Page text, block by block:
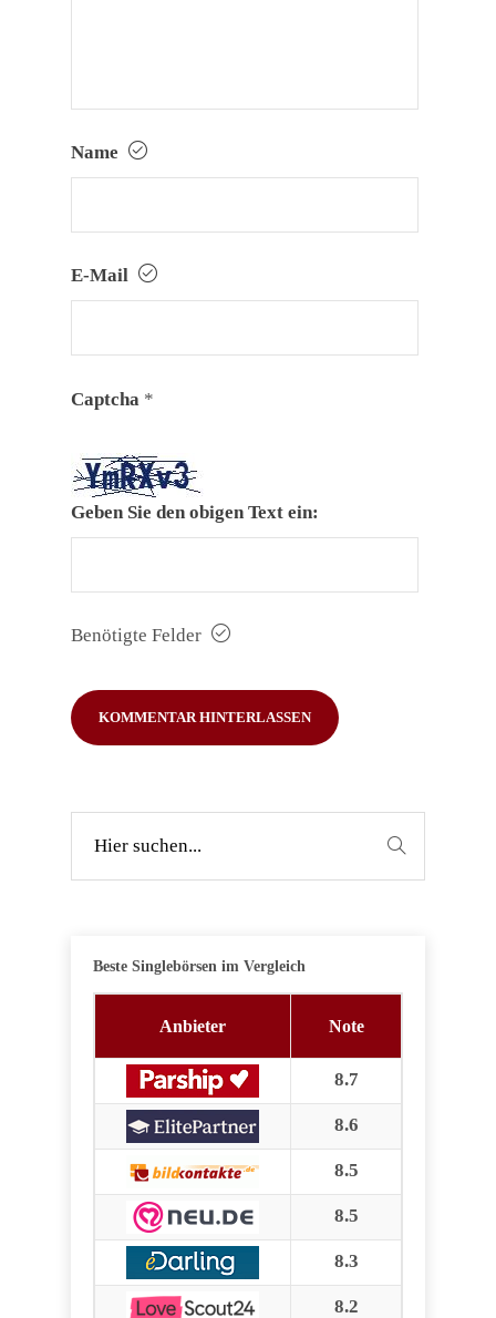
Name
E-Mail
Captcha *
Geben Sie den obigen Text ein:
Benötigte Felder
Beste Singlebörsen im Vergleich
Anbieter Note
8.7
8.6
8.5
8.5
8.3
8.2